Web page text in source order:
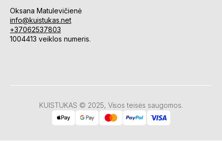
Oksana Matulevičienė
info@kuistukas.net
+37062537803
1004413 veiklos numeris.
KUISTUKAS © 2025, Visos teisės saugomos.